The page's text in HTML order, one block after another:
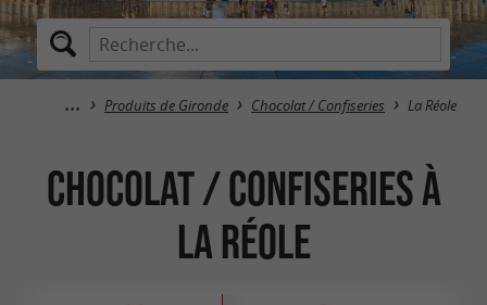
Produits de Gironde Chocolat / Confiseries La Réole
Chocolat / Confiseries à
La Réole